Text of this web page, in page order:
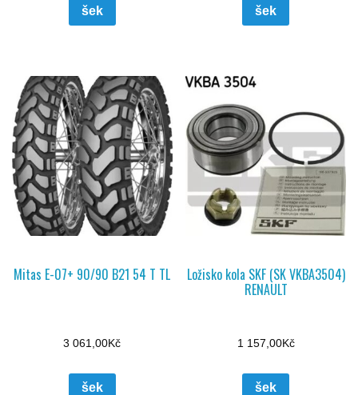
šek šek
Mitas E-07+ 90/90 B21 54 T TL
3 061,00Kč
šek
Ložisko kola SKF (SK VKBA3504)
RENAULT
1 157,00Kč
šek